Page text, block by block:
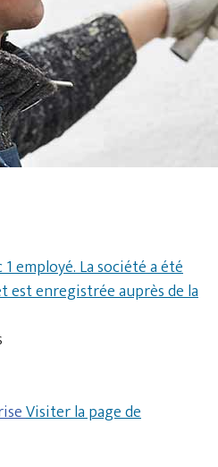
employé. La société a été
est enregistrée auprès de la
Visiter la page de